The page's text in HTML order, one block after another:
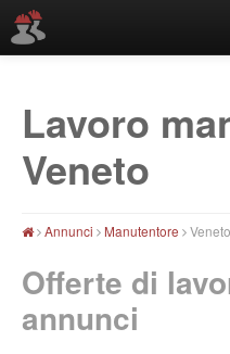
Località
Lavoro
Veneto
Annunci Manutentore Veneto
Offerte di
annunci